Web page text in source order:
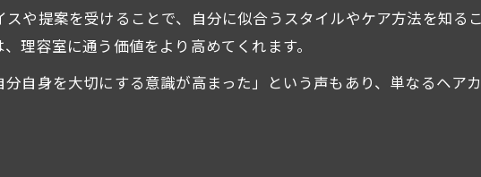
や提案を受けることで、自分に似合うスタイルやケア方法を知る
理容室に通う価値をより高めてくれます。
分自身を大切にする意識が高まった」という声もあり、単なるヘ